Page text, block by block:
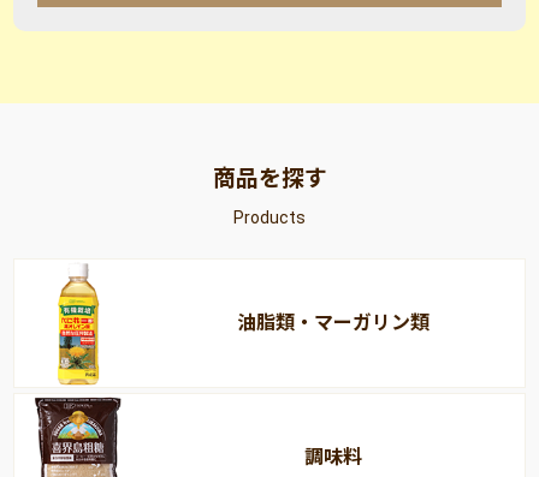
商品を探す
Products
油脂類・マーガリン類
調味料